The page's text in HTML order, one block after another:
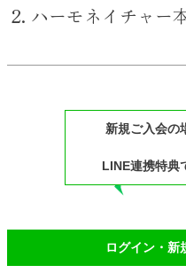
2. ハーモネイチャー
新規ご入会の
LINE連携特典
ログイン・新